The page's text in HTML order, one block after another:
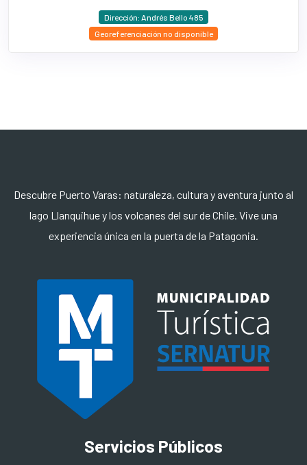
Dirección: Andrés Bello 485
Georeferenciación no disponible
Descubre Puerto Varas: naturaleza, cultura y aventura junto al
lago Llanquihue y los volcanes del sur de Chile. Vive una
experiencia única en la puerta de la Patagonia.
Servicios Públicos